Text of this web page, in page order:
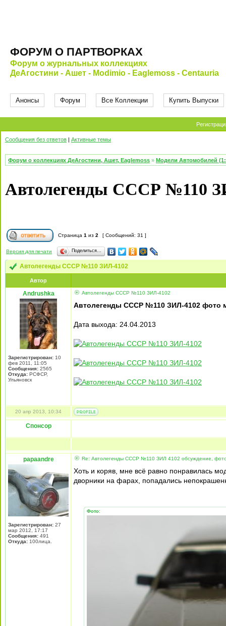
ФОРУМ О ПАРТВОРКАХ
Форум о журнальных коллекциях
ДеАгостини - Ашет - Modimio - Eaglemoss - Centauria
Анонсы Форум Все Коллекции Купить Выпуски
Сообщения без ответов | Активные темы
Форум о коллекциях ДеАгостини, Ашет, Eaglemoss » Модели Автомобилей
Автолегенды СССР №110
Страница 1 из 2 [ Сообщений: 31 ]
Версия для печати Поделиться…
Автолегенды СССР №110 ЗИЛ-4102
Автор
Andrushka
Зарегистрирован: 10
фев 2011, 11:05
Сообщения: 2565
Откуда: РСФСР,
Ульяновск
Автолегенды СССР №110 ЗИЛ-4102
Автолегенды СССР №110 ЗИЛ-4102 фото
Дата выхода: 24.04.2013
20 апр 2013, 10:34
Спонсор
papaandre
Зарегистрирован: 27
мар 2012, 17:17
Сообщения: 491
Откуда: 100лица.
Re: Автолегенды СССР №110 ЗИЛ 4102 обсуждение,
Хоть и коряв, мне всё равно понравилась
дворники на фарах, попадались
Фото: